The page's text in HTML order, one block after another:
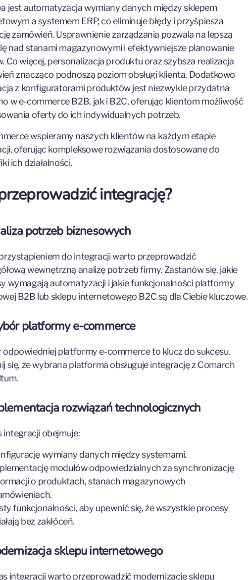
jest automatyzacja wymiany danych między sklepem
a systemem ERP, co eliminuje błędy i przyśpiesza
zamówień. Usprawnienie zarządzania pozwala na lepszą
nad stanami magazynowymi i efektywniejsze planowanie
Co więcej, personalizacja produktu oraz szybsza realizacja
znacząco podnoszą poziom obsługi klienta. Dodatkowo
z konfiguratorami produktów jest niezwykle przydatna
w e-commerce B2B, jak i B2C, oferując klientom możliwość
oferty do ich indywidualnych potrzeb.
wspieramy naszych klientów na każdym etapie
oferując kompleksowe rozwiązania dostosowane do
ich działalności.
integrację?
potrzeb biznesowych
do integracji warto przeprowadzić
wewnętrzną analizę potrzeb firmy. Zastanów się, jakie
wymagają automatyzacji i jakie funkcjonalności platformy
B2B lub sklepu internetowego B2C są dla Ciebie kluczowe.
platformy e-commerce
odpowiedniej platformy e-commerce to klucz do sukcesu.
się, że wybrana platforma obsługuje integrację z Comarch
rozwiązań technologicznych
integracji obejmuje:
wymiany danych między systemami.
modułów odpowiedzialnych za synchronizację
o produktach, stanach magazynowych
funkcjonalności, aby upewnić się, że wszystkie procesy
bez zakłóceń.
sklepu internetowego
integracji warto przeprowadzić modernizację sklepu